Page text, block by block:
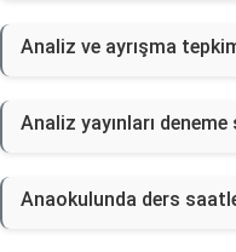
Analiz ve ayrışma
Analiz yayınları deneme
Anaokulunda ders